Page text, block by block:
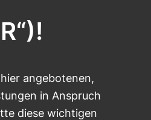
angebotenen,
in Anspruch
diese wichtigen